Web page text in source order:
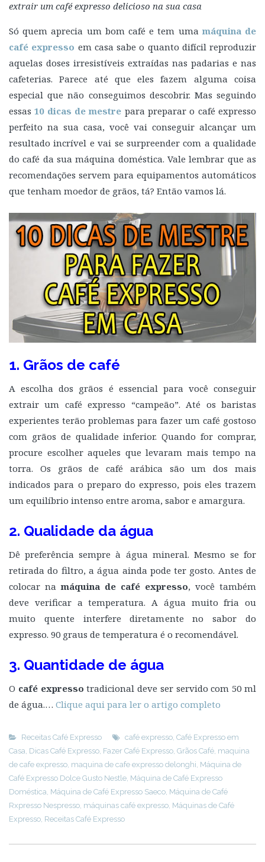
extrair um café expresso delicioso na sua casa
Só quem aprecia um bom café e tem umamáquina de
café expresso em casa sabe o quanto difícil reproduzir
aquelas doses irresistíveis extraídas nas padarias e nas
cafeterias. Parece até que eles fazem alguma coisa
especial que não conseguimos descobrir. Mas seguindo
essas10 dicas de mestre para preparar o café expresso
perfeito na sua casa, você vai conseguir alcançar um
resultado incrível e vai se surpreender com a qualidade
do café da sua máquina doméstica. Vale lembrar que as
recomendações servem para equipamentos automáticos
que tenham moedor de grãos, tá? Então vamos lá.
1. Grãos de café
A escolha dos grãos é essencial para você conseguir
extrair um café expresso “campeão”. Até os baristas
experientes terão problemas para fazer um café gostoso
com grãos de qualidade inferior. Quando for comprar,
procure escolher aqueles que levaram mais tempo na
torra. Os grãos de café arábica são um dos mais
indicados para o preparo do expresso, pois eles trazem
um equilíbrio intenso entre aroma, sabor e amargura.
2. Qualidade da água
Dê preferência sempre à água mineral. Mesmo se for
retirada do filtro, a água ainda pode ter gosto. Antes de
colocar namáquina de café expresso, você também
deve verificar a temperatura. A água muito fria ou
muito quente interfere diretamente no sabor do
expresso. 90 graus de temperatura é o recomendável.
3. Quantidade de água
O café expresso tradicional deve ser servido com 50 ml
de água.… Clique aqui para ler o artigo completo
Receitas Café Expresso café expresso, Café Expresso em
Casa, Dicas Café Expresso, Fazer Café Expresso, Grãos Café, maquina
de cafe expresso, maquina de cafe expresso delonghi, Máquina de
Café Expresso Dolce Gusto Nestle, Máquina de Café Expresso
Doméstica, Máquina de Café Expresso Saeco, Máquina de Café
Rxpresso Nespresso, máquinas café expresso, Máquinas de Café
Expresso, Receitas Café Expresso